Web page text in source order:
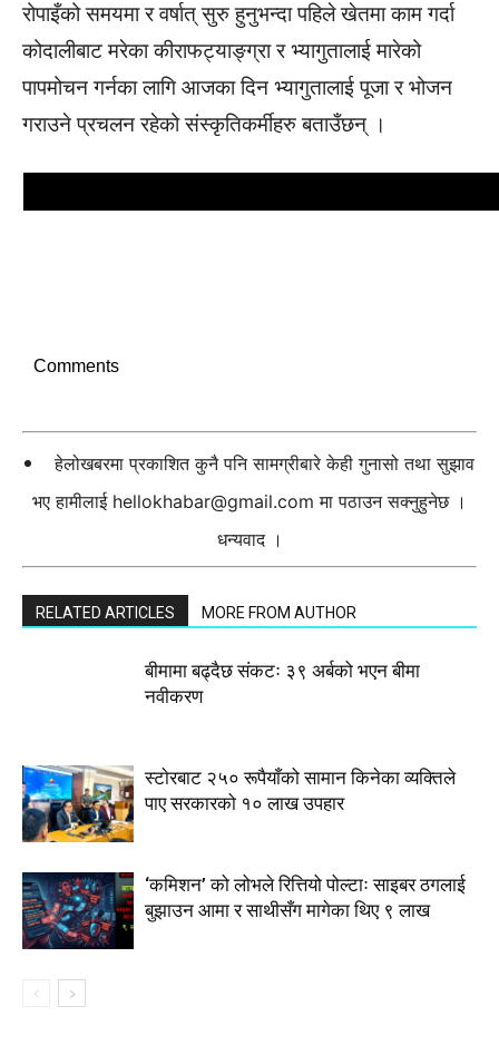
रोपाइँको समयमा र वर्षात् सुरु हुनुभन्दा पहिले खेतमा काम गर्दा
कोदालीबाट मरेका कीराफट्याङ्ग्रा र भ्यागुतालाई मारेको
पापमोचन गर्नका लागि आजका दिन भ्यागुतालाई पूजा र भोजन
गराउने प्रचलन रहेको संस्कृतिकर्मीहरु बताउँछन् ।
Comments
हेलोखबरमा प्रकाशित कुनै पनि सामग्रीबारे केही गुनासो तथा सुझाव
भए हामीलाई hellokhabar@gmail.com मा पठाउन सक्नुहुनेछ ।
धन्यवाद ।
RELATED ARTICLES MORE FROM AUTHOR
बीमामा बढ्दैछ संकटः ३९ अर्बको भएन बीमा
नवीकरण
स्टाेरबाट २५० रूपैयाँको सामान किनेका व्यक्तिले
पाए सरकारको १० लाख उपहार
‘कमिशन’ को लोभले रित्तियो पोल्टाः साइबर ठगलाई
बुझाउन आमा र साथीसँग मागेका थिए ९ लाख